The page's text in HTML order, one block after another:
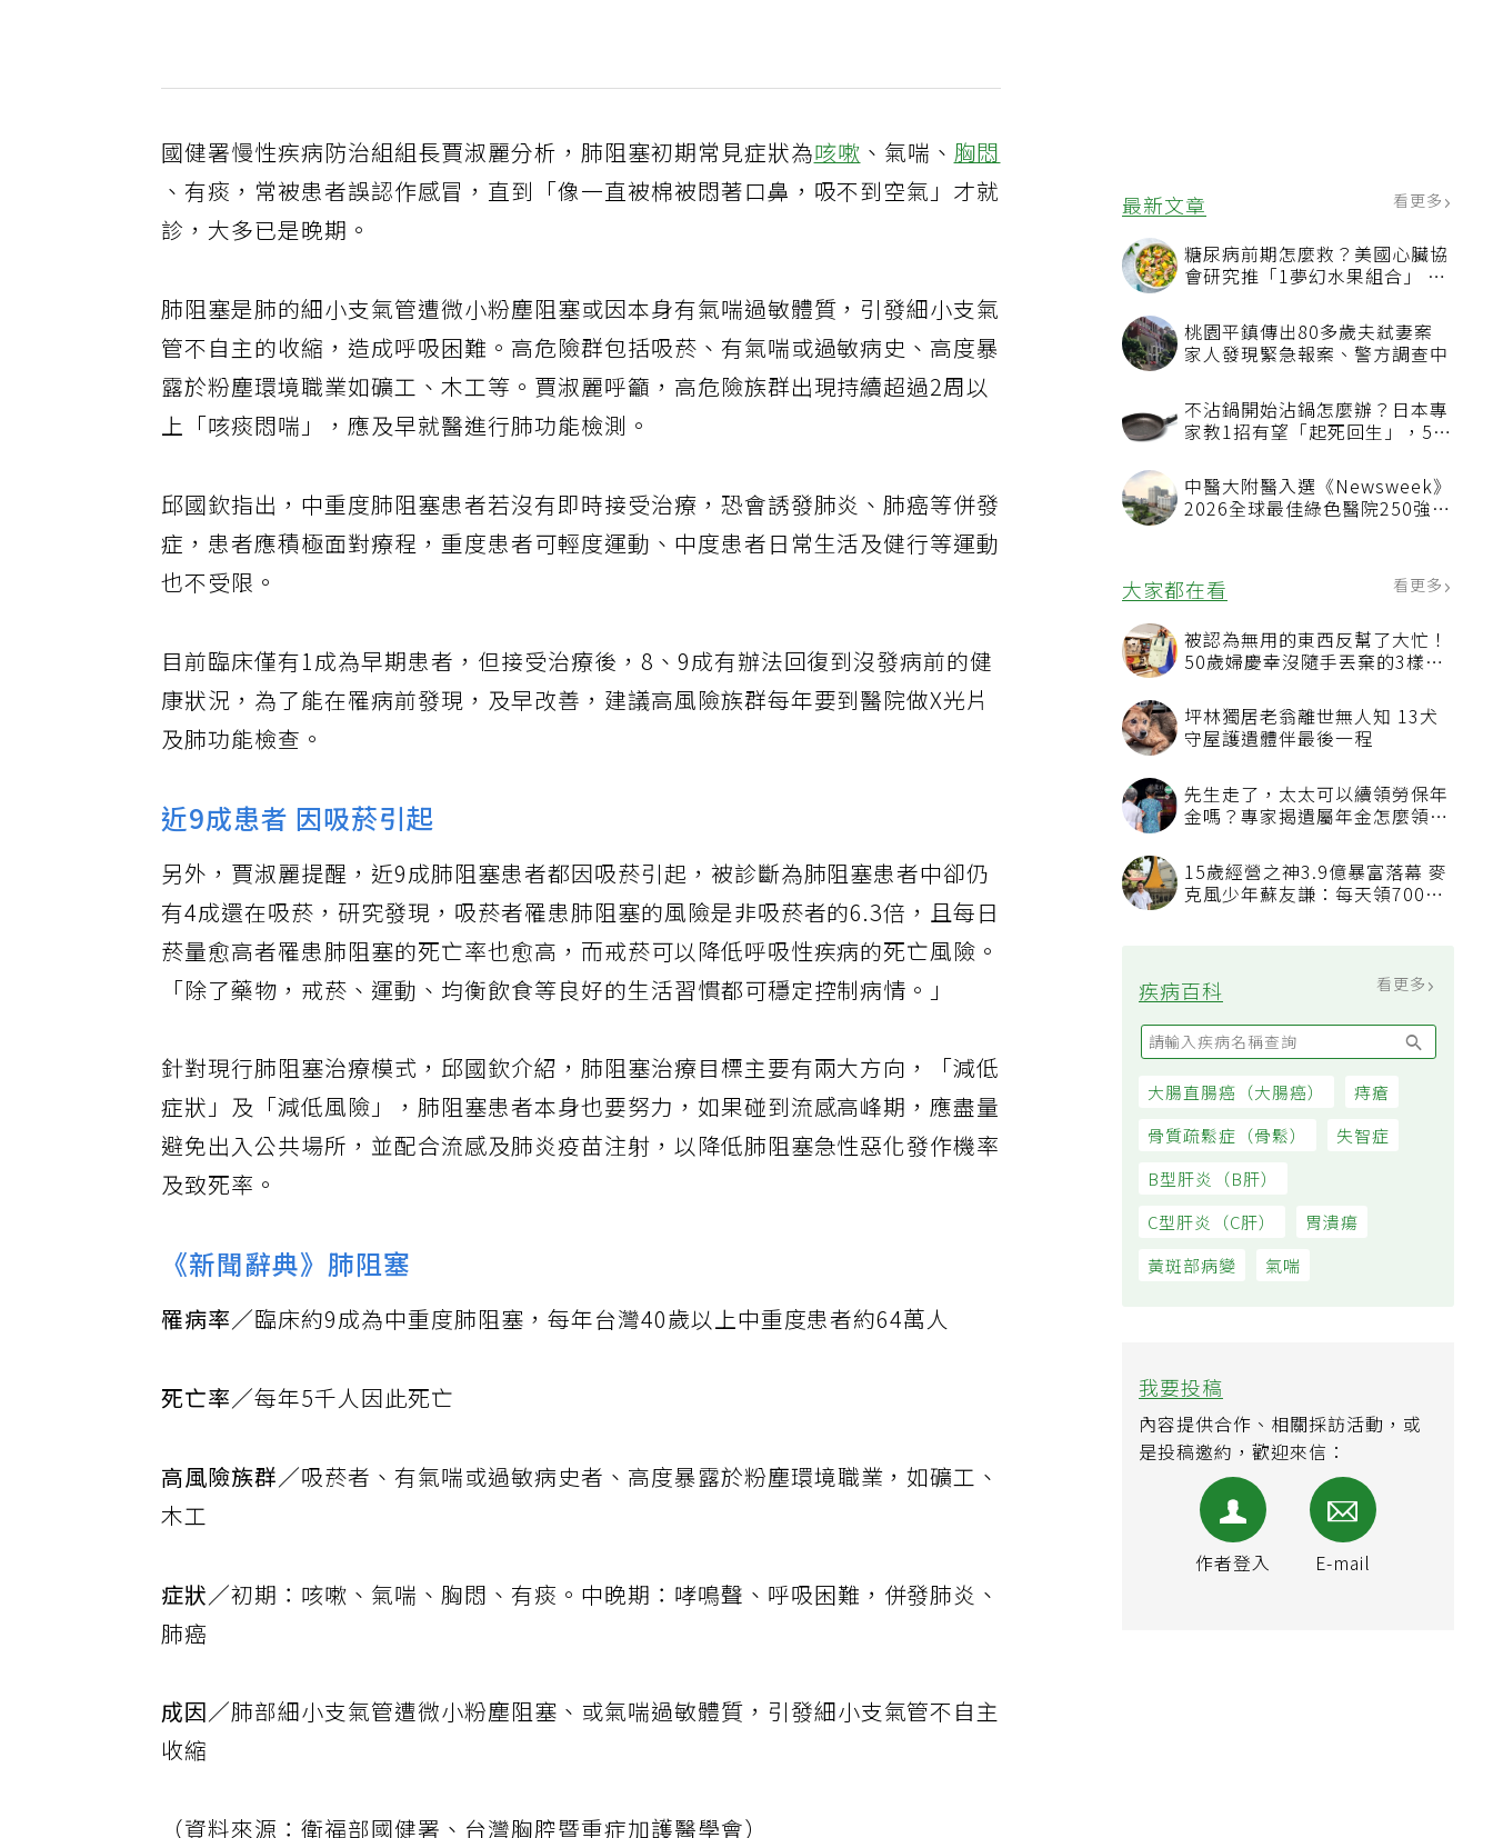
最新文章 看更多
糖尿病前期怎麼救？美國心臟協
會研究推「1夢幻水果組合」 酪
桃園平鎮傳出80多歲夫弒妻案
家人發現緊急報案、警方調查中
不沾鍋開始沾鍋怎麼辦？日本專
家教1招有望「起死回生」，5情
中醫大附醫入選《Newsweek》
2026全球最佳綠色醫院250強
大家都在看 看更多
被認為無用的東西反幫了大忙！
50歲婦慶幸沒隨手丟棄的3樣物
坪林獨居老翁離世無人知 13犬
守屋護遺體伴最後一程
先生走了，太太可以續領勞保年
金嗎？專家揭遺屬年金怎麼領，
15歲經營之神3.9億暴富落幕 麥
克風少年蘇友謙：每天領700元
疾病百科 看更多
大腸直腸癌（大腸癌） 痔瘡
骨質疏鬆症（骨鬆） 失智症
B型肝炎（B肝）
C型肝炎（C肝）
胃潰瘍
黃斑部病變
氣喘
我要投稿
內容提供合作、相關採訪活動，或
國健署慢性疾病防治組組長賈淑麗分析，肺阻塞初期常見症狀為咳嗽 、氣喘、胸悶
、有痰，常被患者誤認作感冒，直到「像一直被棉被悶著口鼻，吸不到空氣」才就
診，大多已是晚期。
肺阻塞是肺的細小支氣管遭微小粉塵阻塞或因本身有氣喘過敏體質，引發細小支氣
管不自主的收縮，造成呼吸困難。高危險群包括吸菸、有氣喘或過敏病史、高度暴
露於粉塵環境職業如礦工、木工等。賈淑麗呼籲，高危險族群出現持續超過2周以
上「咳痰悶喘」，應及早就醫進行肺功能檢測。
邱國欽指出，中重度肺阻塞患者若沒有即時接受治療，恐會誘發肺炎、肺癌等併發
症，患者應積極面對療程，重度患者可輕度運動、中度患者日常生活及健行等運動
也不受限。
目前臨床僅有1成為早期患者，但接受治療後，8、9成有辦法回復到沒發病前的健
康狀況，為了能在罹病前發現，及早改善，建議高風險族群每年要到醫院做X光片
及肺功能檢查。
近9成患者 因吸菸引起
另外，賈淑麗提醒，近9成肺阻塞患者都因吸菸引起，被診斷為肺阻塞患者中卻仍
有4成還在吸菸，研究發現，吸菸者罹患肺阻塞的風險是非吸菸者的6.3倍，且每日
菸量愈高者罹患肺阻塞的死亡率也愈高，而戒菸可以降低呼吸性疾病的死亡風險。
「除了藥物，戒菸、運動、均衡飲食等良好的生活習慣都可穩定控制病情。」
針對現行肺阻塞治療模式，邱國欽介紹，肺阻塞治療目標主要有兩大方向，「減低
症狀」及「減低風險」，肺阻塞患者本身也要努力，如果碰到流感高峰期，應盡量
避免出入公共場所，並配合流感及肺炎疫苗注射，以降低肺阻塞急性惡化發作機率
及致死率。
《新聞辭典》肺阻塞
罹病率／ 臨床約9成為中重度肺阻塞，每年台灣40歲以上中重度患者約64萬人
死亡率／ 每年5千人因此死亡
高風險族群／ 吸菸者、有氣喘或過敏病史者、高度暴露於粉塵環境職業，如礦工、
木工
症狀／
初期：咳嗽、氣喘、胸悶、有痰。中晚期：哮鳴聲、呼吸困難，併發肺炎、
肺癌
成因／肺部細小支氣管遭微小粉塵阻塞、或氣喘過敏體質，引發細小支氣管不自主
收縮